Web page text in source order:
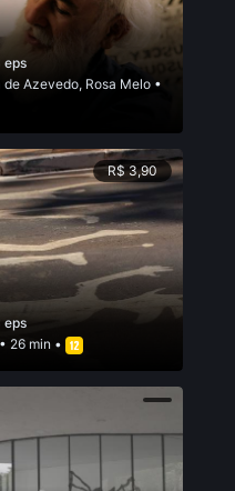
eps
de Azevedo, Rosa Melo •
R$ 3,90
eps
• 26 min •